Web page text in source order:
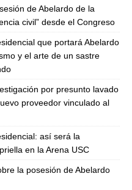
de Abelardo de la
civil” desde el Congreso
que portará Abelardo
y el arte de un sastre
por presunto lavado
proveedor vinculado al
así será la
en la Arena USC
la posesión de Abelardo